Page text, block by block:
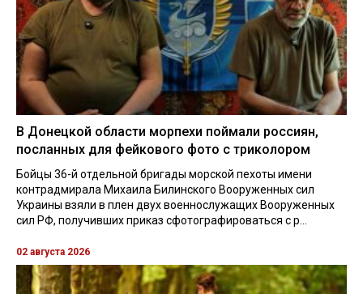
В Донецкой области морпехи поймали россиян,
посланных для фейкового фото с триколором
Бойцы 36-й отдельной бригады морской пехоты имени
контрадмирала Михаила Билинского Вооруженных сил
Украины взяли в плен двух военнослужащих Вооруженных
сил РФ, получивших приказ сфотографироваться с р...
02 августа 2026